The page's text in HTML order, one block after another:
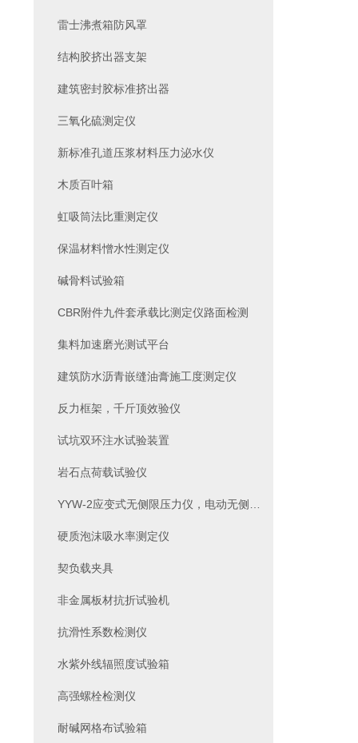
雷士沸煮箱防风罩
结构胶挤出器支架
建筑密封胶标准挤出器
三氧化硫测定仪
新标准孔道压浆材料压力泌水仪
木质百叶箱
虹吸筒法比重测定仪
保温材料憎水性测定仪
碱骨料试验箱
CBR附件九件套承载比测定仪路面检测
集料加速磨光测试平台
建筑防水沥青嵌缝油膏施工度测定仪
反力框架，千斤顶效验仪
试坑双环注水试验装置
岩石点荷载试验仪
硬质泡沫吸水率测定仪
契负载夹具
非金属板材抗折试验机
抗滑性系数检测仪
水紫外线辐照度试验箱
高强螺栓检测仪
耐碱网格布试验箱